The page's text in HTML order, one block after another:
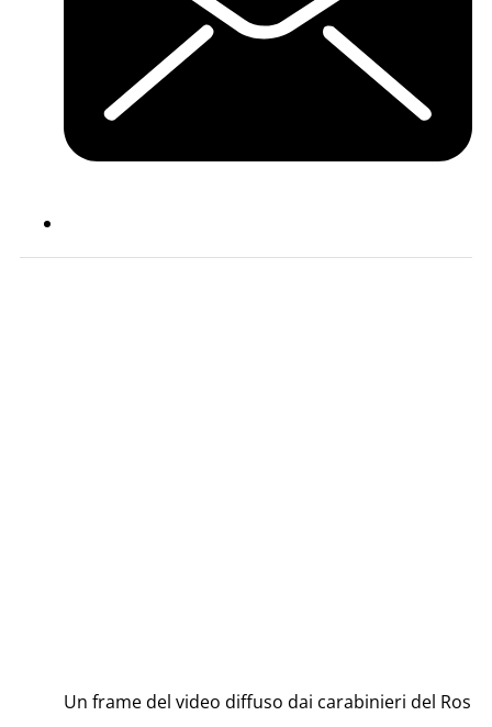
Un frame del video diffuso dai carabinieri del Ros